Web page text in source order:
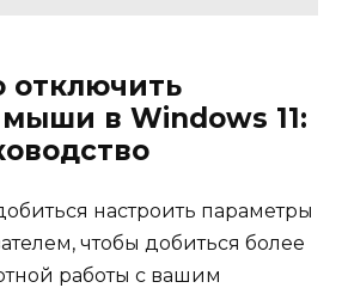
отключить
в Windows 11:
настроить параметры
чтобы добиться более
работы с вашим